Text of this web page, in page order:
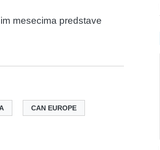
mesecima predstave
CAN EUROPE